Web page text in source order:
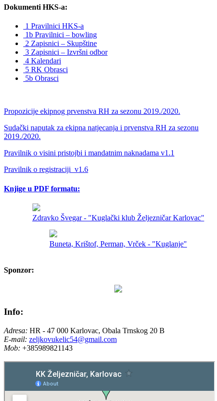
Dokumenti HKS-a:
1 Pravilnici HKS-a
1b Pravilnici – bowling
2 Zapisnici – Skupštine
3 Zapisnici – Izvršni odbor
4 Kalendari
5 RK Obrasci
5b Obrasci
Propozicije ekipnog prvenstva RH za sezonu 2019./2020.
Sudački naputak za ekipna natjecanja i prvenstva RH za sezonu
2019./2020.
Pravilnik o visini pristojbi i mandatnim naknadama v1.1
Pravilnik o registraciji_v1.6
Knjige u PDF formatu:
Zdravko Švegar - "Kuglački klub Željezničar Karlovac"
Buneta, Krištof, Perman, Vrček - "Kuglanje"
Sponzor:
Info:
Adresa: HR - 47 000 Karlovac, Obala Trnskog 20 B
E-mail: zeljkovukelic54@gmail.com
Mob: +385989821143